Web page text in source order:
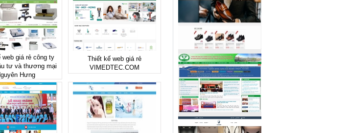
web giá rẻ công ty
tư và thương mại
Hưng
Thiết kế web giá rẻ
VIMEDTEC.COM